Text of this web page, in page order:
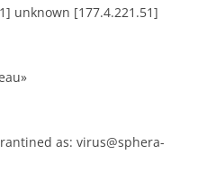
unknown [177.4.221.51]
as: virus@sphera-